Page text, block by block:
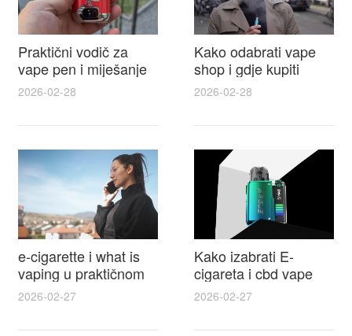
Praktični vodič za
vape pen i miješanje
e tekućina za sigurnije
punjenje i bolje okuse
2026-02-28
Kako odabrati vape
shop i gdje kupiti
Disposable Vapes uz
najbolje cijene
2026-02-28
e-cigarette i what is
vaping u praktičnom
vodiču za početnike i
odgovorne korisnike
2026-02-27
Kako izabrati E-
cigareta i cbd vape
top modeli sigurnost
praktični savjeti za
kupovinu
2026-02-27